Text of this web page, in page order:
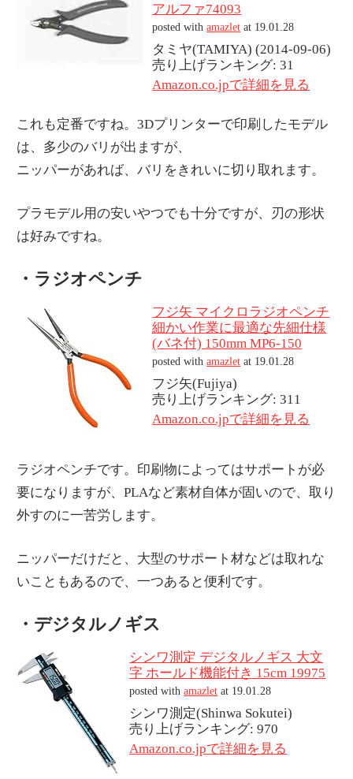
アルファ74093
posted withamazlet at 19.01.28
タミヤ(TAMIYA) (2014-09-06)
売り上げランキング: 31
Amazon.co.jpで詳細を見る
これも定番ですね。3Dプリンターで印刷したモデル
は、多少のバリが出ますが、
ニッパーがあれば、バリをきれいに切り取れます。
プラモデル用の安いやつでも十分ですが、刃の形状
は好みですね。
・ラジオペンチ
フジ矢 マイクロラジオペンチ
細かい作業に最適な先細仕様
(バネ付) 150mm MP6-150
posted withamazlet at 19.01.28
フジ矢(Fujiya)
売り上げランキング: 311
Amazon.co.jpで詳細を見る
ラジオペンチです。印刷物によってはサポートが必
要になりますが、PLAなど素材自体が固いので、取り
外すのに一苦労します。
ニッパーだけだと、大型のサポート材などは取れな
いこともあるので、一つあると便利です。
・デジタルノギス
シンワ測定 デジタルノギス 大文
字 ホールド機能付き 15cm 19975
posted withamazlet at 19.01.28
シンワ測定(Shinwa Sokutei)
売り上げランキング: 970
Amazon.co.jpで詳細を見る